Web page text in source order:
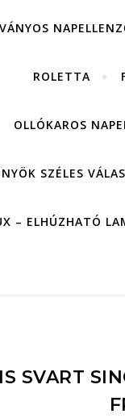
ROLETTA
OLLÓKAROS
SZÉLES
– ELHÚZHATÓ
SVART